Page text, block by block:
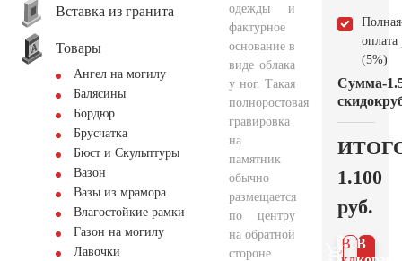
Вставка из гранита
Товары
Ангел на могилу
Балясины
Бордюр
Брусчатка
Бюст и Скульптуры
Вазон
Вазы из мрамора
Влагостойкие рамки
Газон на могилу
Лавочки
одежды и
фактурное
основание в
виде облака
у ног. Такая
полноростовая
гравировка
на
памятник
обычно
размещается
по центру
на обратной
стороне
Полная
оплата
(5%)
Сумма
скидок
-
1.100
руб.
В
В 1